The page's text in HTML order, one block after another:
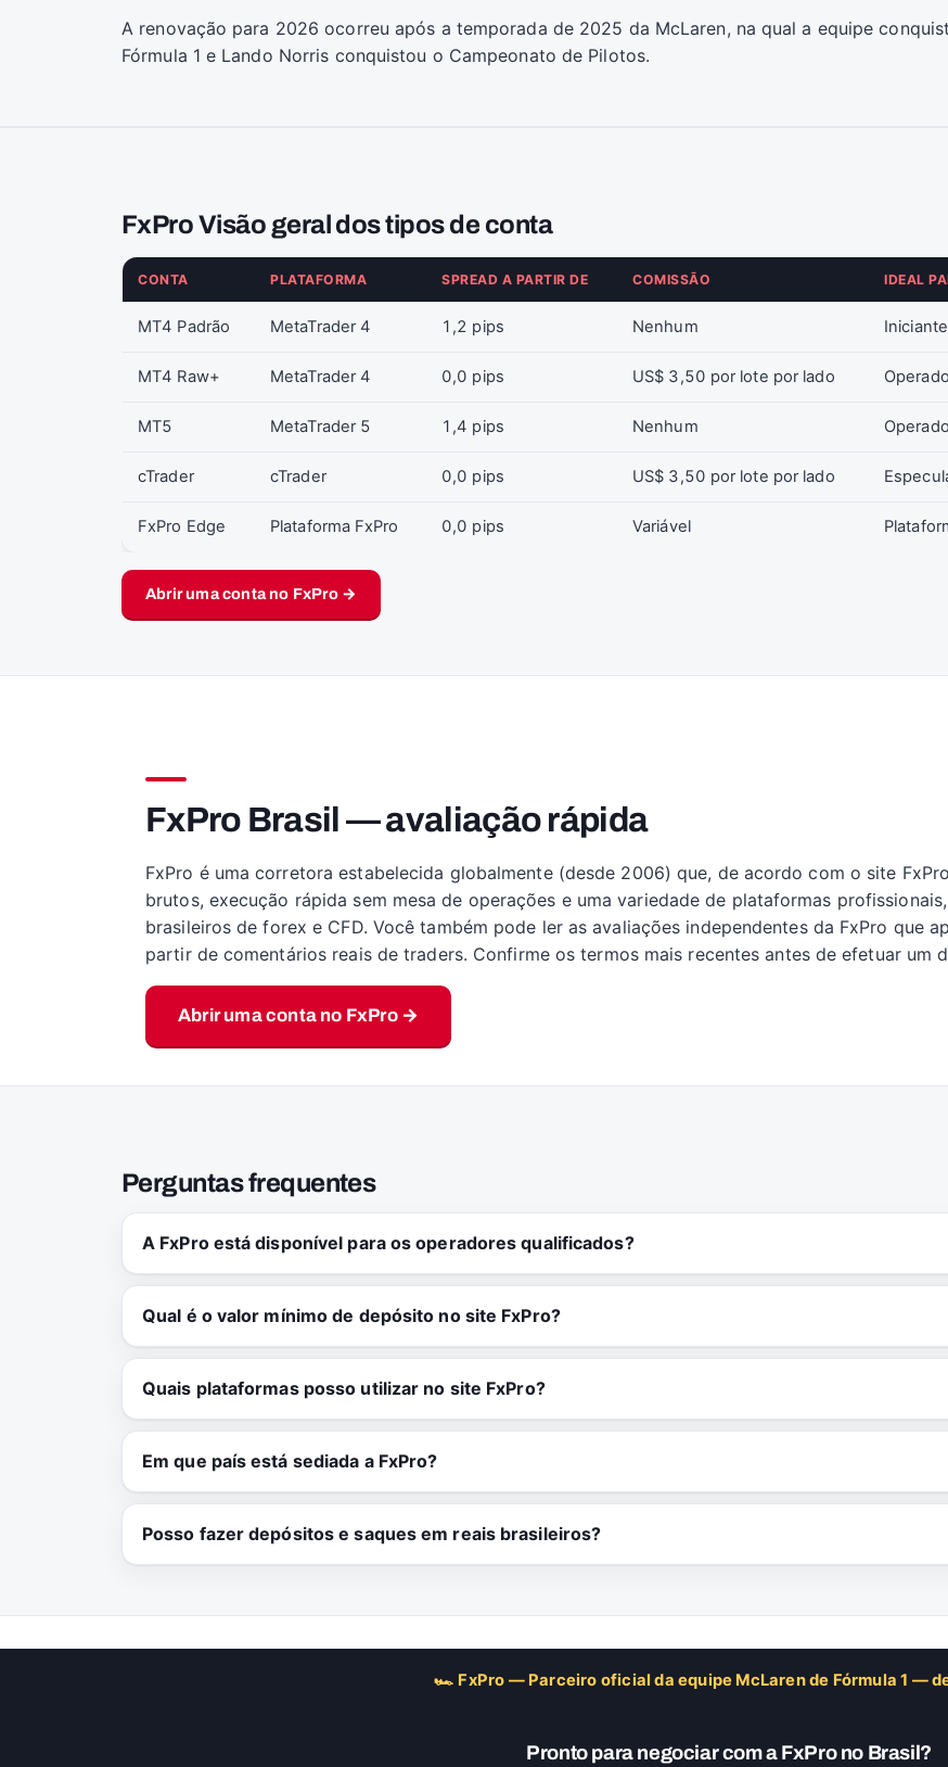
A renovação para 2026 ocorreu após a temporada de 2025 da McLaren, na qual a equipe
Fórmula 1 e Lando Norris conquistou o Campeonato de Pilotos.
FxPro Visão geral dos tipos de conta
CONTA PLATAFORMA SPREAD A PARTIR DE COMISSÃO IDEAL
MT4 Padrão MetaTrader 4 1,2 pips Nenhum
MT4 Raw+ MetaTrader 4 0,0 pips US$ 3,50 por lote por lado
MT5 MetaTrader 5 1,4 pips Nenhum
cTrader cTrader 0,0 pips US$ 3,50 por lote por lado
FxPro Edge Plataforma FxPro 0,0 pips Variável
Abrir uma conta no FxPro →
FxPro Brasil — avaliação rápida
FxPro é uma corretora estabelecida globalmente (desde 2006) que, de acordo com o site
brutos, execução rápida sem mesa de operações e uma variedade de plataformas
brasileiros de forex e CFD. Você também pode ler as avaliações independentes da FxPro que
partir de comentários reais de traders. Confirme os termos mais recentes antes de efetuar um
Abrir uma conta no FxPro →
Perguntas frequentes
A FxPro está disponível para os operadores qualificados?
Qual é o valor mínimo de depósito no site FxPro?
Quais plataformas posso utilizar no site FxPro?
Em que país está sediada a FxPro?
Posso fazer depósitos e saques em reais brasileiros?
🏎 FxPro — Parceiro oficial da equipe McLaren de Fórmula 1 —
Pronto para negociar com a FxPro no Brasil?